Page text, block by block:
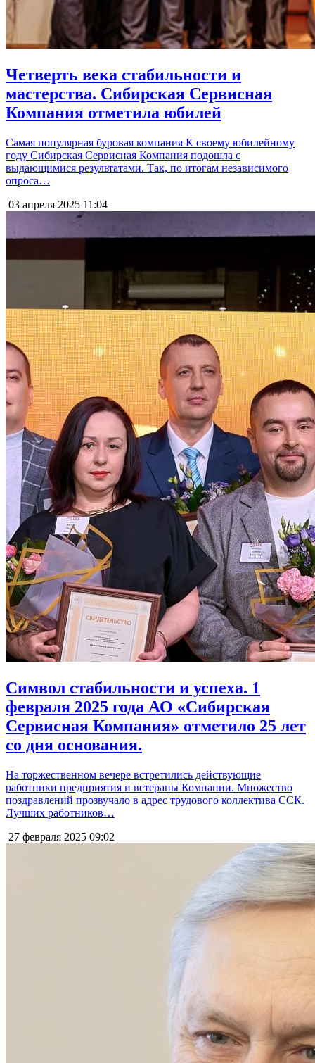
Четверть века стабильности и
мастерства. Сибирская Сервисная
Компания отметила юбилей
Самая популярная буровая компания К своему юбилейному
году Сибирская Сервисная Компания подошла с
выдающимися результатами. Так, по итогам независимого
опроса…
03 апреля 2025 11:04
Символ стабильности и успеха. 1
февраля 2025 года АО «Сибирская
Сервисная Компания» отметило 25 лет
со дня основания.
На торжественном вечере встретились действующие
работники предприятия и ветераны Компании. Множество
поздравлений прозвучало в адрес трудового коллектива ССК.
Лучших работников…
27 февраля 2025 09:02